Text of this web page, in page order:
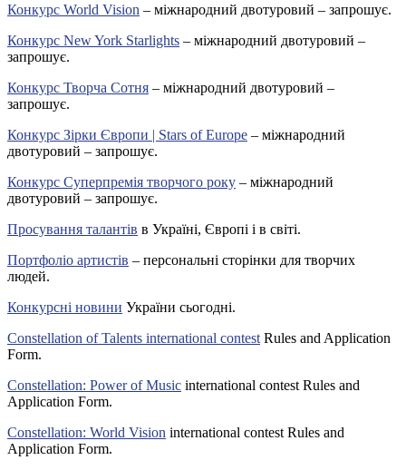
Конкурс World Vision – міжнародний двотуровий – запрошує.
Конкурс New York Starlights – міжнародний двотуровий –
запрошує.
Конкурс Творча Сотня – міжнародний двотуровий –
запрошує.
Конкурс Зірки Європи | Stars of Europe – міжнародний
двотуровий – запрошує.
Конкурс Суперпремія творчого року – міжнародний
двотуровий – запрошує.
Просування талантів в Україні, Європі і в світі.
Портфоліо артистів – персональні сторінки для творчих
людей.
Конкурсні новини України сьогодні.
Constellation of Talents international contest Rules and Application
Form.
Constellation: Power of Music international contest Rules and
Application Form.
Constellation: World Vision international contest Rules and
Application Form.